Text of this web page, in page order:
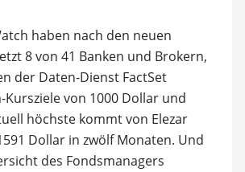
haben nach den neuen
8 von 41 Banken und Brokern,
der Daten-Dienst FactSet
Kursziele von 1000 Dollar und
höchste kommt von Elezar
Dollar in zwölf Monaten. Und
des Fondsmanagers